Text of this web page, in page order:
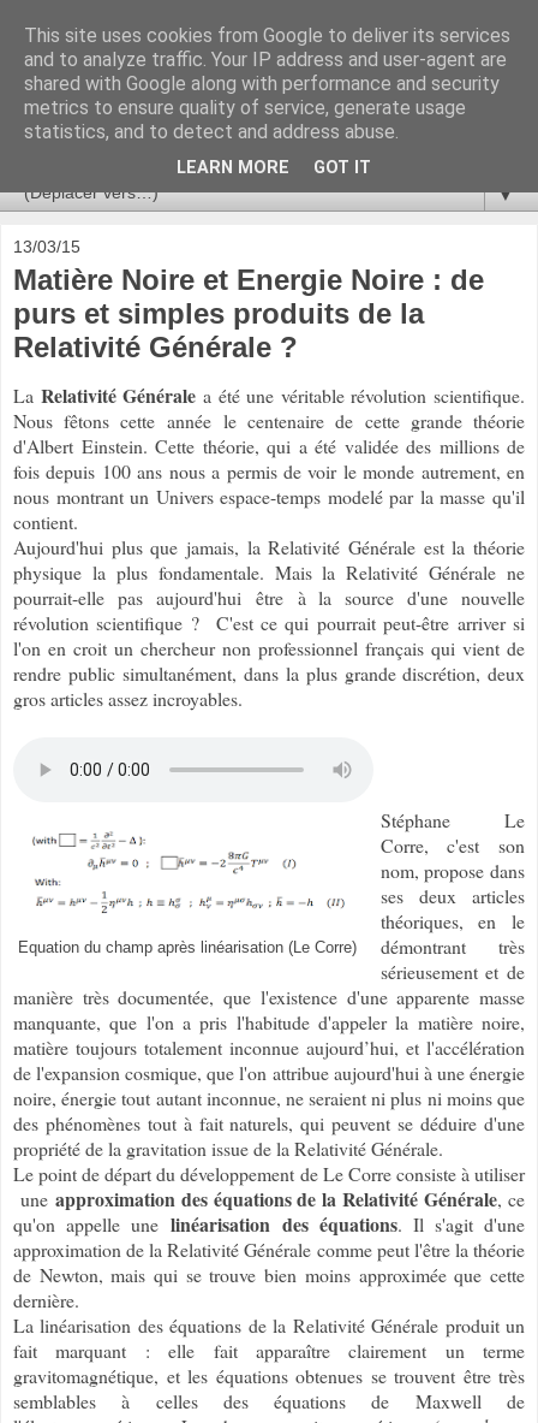
Ça se passe là haut
Astronomie, Astrophysique, Astroparticules, Cosmologie.
L'infini se contemple, indéfiniment. ISSN 2272-5768
▼
13/03/15
Matière Noire et Energie Noire : de
purs et simples produits de la
Relativité Générale ?
La Relativité Générale a été une véritable révolution scientifique.
Nous fêtons cette année le centenaire de cette grande théorie
d'Albert Einstein. Cette théorie, qui a été validée des millions de
fois depuis 100 ans nous a permis de voir le monde autrement, en
nous montrant un Univers espace-temps modelé par la masse qu'il
contient.
Aujourd'hui plus que jamais, la Relativité Générale est la théorie
physique la plus fondamentale. Mais la Relativité Générale ne
pourrait-elle pas aujourd'hui être à la source d'une nouvelle
révolution scientifique ? C'est ce qui pourrait peut-être arriver si
l'on en croit un chercheur non professionnel français qui vient de
rendre public simultanément, dans la plus grande discrétion, deux
gros articles assez incroyables.
Equation du champ après linéarisation (Le Corre)
Stéphane Le
Corre, c'est son
nom, propose dans
ses deux articles
théoriques, en le
démontrant très
sérieusement et de
manière très documentée, que l'existence d'une apparente masse
manquante, que l'on a pris l'habitude d'appeler la matière noire,
matière toujours totalement inconnue aujourd’hui, et l'accélération
de l'expansion cosmique, que l'on attribue aujourd'hui à une énergie
noire, énergie tout autant inconnue, ne seraient ni plus ni moins que
des phénomènes tout à fait naturels, qui peuvent se déduire d'une
propriété de la gravitation issue de la Relativité Générale.
Le point de départ du développement de Le Corre consiste à utiliser
une approximation des équations de la Relativité Générale, ce
qu'on appelle unelinéarisation des équations. Il s'agit d'une
approximation de la Relativité Générale comme peut l'être la théorie
de Newton, mais qui se trouve bien moins approximée que cette
dernière.
La linéarisation des équations de la Relativité Générale produit un
fait marquant : elle fait apparaître clairement un terme
gravitomagnétique, et les équations obtenues se trouvent être très
semblables à celles des équations de Maxwell de
This site uses cookies from Google to deliver its services
and to analyze traffic. Your IP address and user-agent are
shared with Google along with performance and security
metrics to ensure quality of service, generate usage
statistics, and to detect and address abuse.
LEARN MORE GOT IT